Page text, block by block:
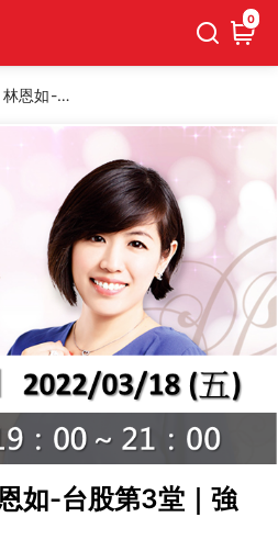
0
【付費直播】林恩如-台股第3堂｜強棒即時選股班
如-台股第3堂｜強